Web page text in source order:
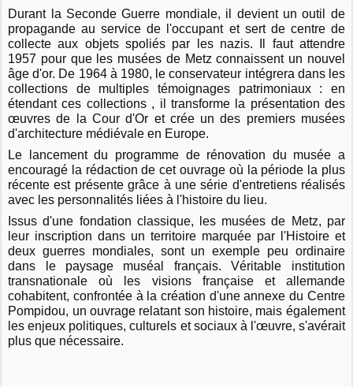
Durant la Seconde Guerre mondiale, il devient un outil de
propagande au service de l'occupant et sert de centre de
collecte aux objets spoliés par les nazis. Il faut attendre
1957 pour que les musées de Metz connaissent un nouvel
âge d'or. De 1964 à 1980, le conservateur intégrera dans les
collections de multiples témoignages patrimoniaux : en
étendant ces collections , il transforme la présentation des
œuvres de la Cour d'Or et crée un des premiers musées
d'architecture médiévale en Europe.
Le lancement du programme de rénovation du musée a
encouragé la rédaction de cet ouvrage où la période la plus
récente est présente grâce à une série d'entretiens réalisés
avec les personnalités liées à l'histoire du lieu.
Issus d'une fondation classique, les musées de Metz, par
leur inscription dans un territoire marquée par l'Histoire et
deux guerres mondiales, sont un exemple peu ordinaire
dans le paysage muséal français. Véritable institution
transnationale où les visions française et allemande
cohabitent, confrontée à la création d'une annexe du Centre
Pompidou, un ouvrage relatant son histoire, mais également
les enjeux politiques, culturels et sociaux à l'œuvre, s'avérait
plus que nécessaire.